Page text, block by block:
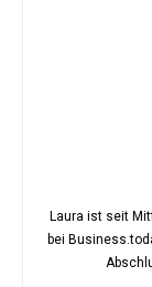
Laura ist seit
bei